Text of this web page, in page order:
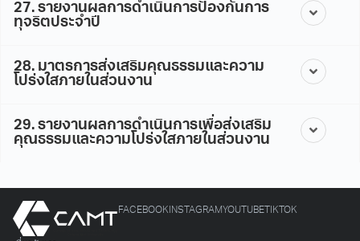
27. รายงานผลการดำเนินการป้องกันการ
ทุจริตประจำปี
28. มาตรการส่งเสริมคุณธรรมและความ
โปร่งใสภายในส่วนงาน
29. รายงานผลการดำเนินการเพื่อส่งเสริม
คุณธรรมและความโปร่งใสภายในส่วนงาน
FACEBOOK INSTAGRAMYOUTUBE TIKTOK